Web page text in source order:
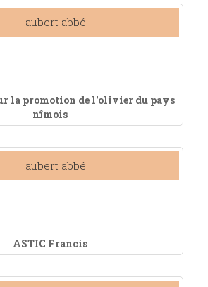
la promotion de l'olivier du pays
nîmois
ASTIC Francis